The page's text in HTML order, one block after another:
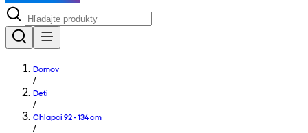
Domov
/
Deti
/
Chlapci 92 - 134 cm
/